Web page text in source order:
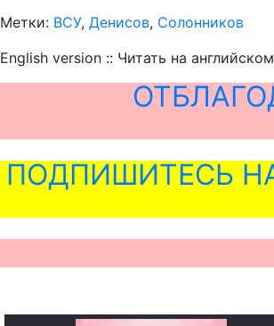
Метки: ВСУ, Денисов, Солонников
English version :: Читать на английском
ПОДПИШИТЕСЬ